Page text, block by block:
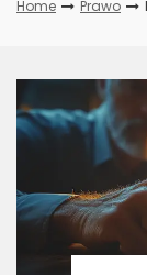
Home Prawo